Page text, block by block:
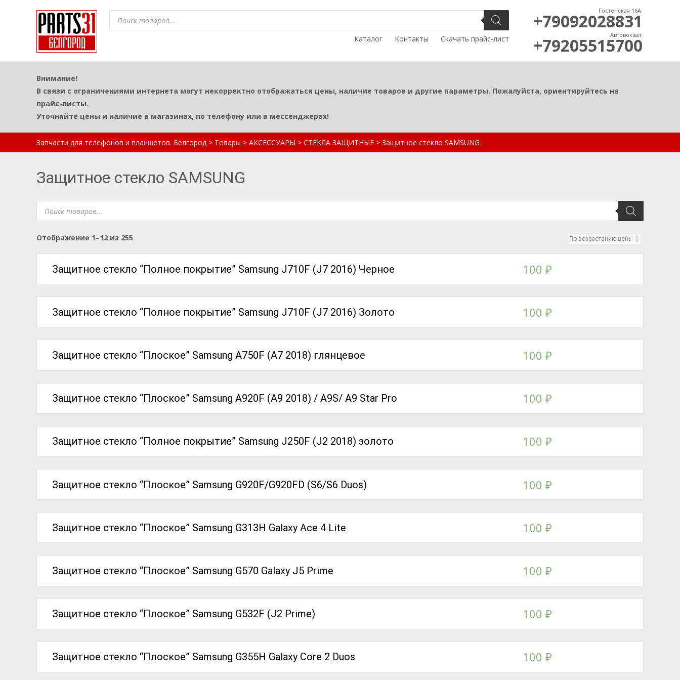
Поиск
товаров
Каталог
Контакты Скачать прайс-лист
Гостенская 16А:
+79092028831
Автовокзал:
+79205515700
Внимание!
В связи с ограничениями интернета могут некорректно отображаться цены, наличие товаров и другие параметры. Пожалуйста, ориентируйтесь на
прайс-листы.
Уточняйте цены и наличие в магазинах, по телефону или в мессенджерах!
Запчасти для телефонов и планшетов. Белгород > Товары > АКСЕССУАРЫ > СТЕКЛА ЗАЩИТНЫЕ > Защитное стекло SAMSUNG
Защитное стекло SAMSUNG
Поиск
товаров
Отображение 1–12 из 255
возрастанию
Защитное стекло “Плоское” Samsung G355H Galaxy Core 2 Duos 100 ₽
Защитное стекло “Плоское” Samsung G532F (J2 Prime) 100 ₽
Защитное стекло “Плоское” Samsung G570 Galaxy J5 Prime 100 ₽
Защитное стекло “Плоское” Samsung G313H Galaxy Ace 4 Lite 100 ₽
Защитное стекло “Плоское” Samsung G920F/G920FD (S6/S6 Duos) 100 ₽
Защитное стекло “Полное покрытие” Samsung J250F (J2 2018) золото 100 ₽
Защитное стекло “Плоское” Samsung A920F (A9 2018) / A9S/ A9 Star Pro 100 ₽
Защитное стекло “Плоское” Samsung A750F (A7 2018) глянцевое 100 ₽
Защитное стекло “Полное покрытие” Samsung J710F (J7 2016) Золото 100 ₽
Защитное стекло “Полное покрытие” Samsung J710F (J7 2016) Черное 100 ₽